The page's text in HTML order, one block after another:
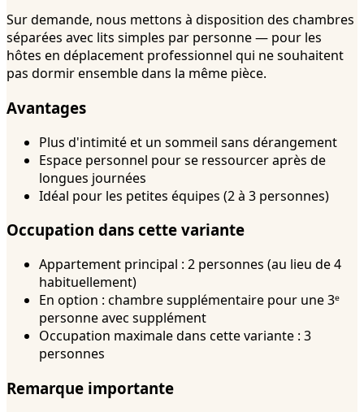
Sur demande, nous mettons à disposition des chambres
séparées avec lits simples par personne — pour les
hôtes en déplacement professionnel qui ne souhaitent
pas dormir ensemble dans la même pièce.
Avantages
Plus d'intimité et un sommeil sans dérangement
Espace personnel pour se ressourcer après de
longues journées
Idéal pour les petites équipes (2 à 3 personnes)
Occupation dans cette variante
Appartement principal : 2 personnes (au lieu de 4
habituellement)
En option : chambre supplémentaire pour une 3ᵉ
personne avec supplément
Occupation maximale dans cette variante : 3
personnes
Remarque importante